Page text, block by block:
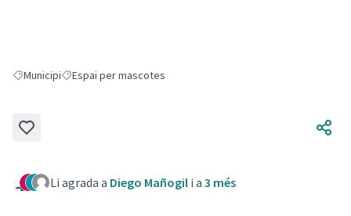
Resultats en filtrar per: Municipi
MunicipiResultats en filtrar per: Espai per mascotes
Espai per mascotes
Li agrada a Diego Mañogil i a 3 més